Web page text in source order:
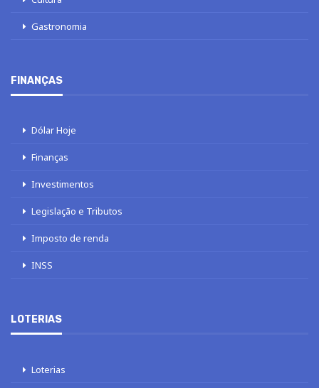
Gastronomia
FINANÇAS
Dólar Hoje
Finanças
Investimentos
Legislação e Tributos
Imposto de renda
INSS
LOTERIAS
Loterias